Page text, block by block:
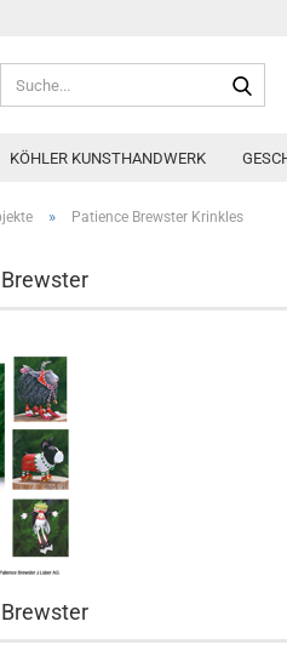
KÖHLER KUNSTHANDWERK
» Patience Brewster Krinkles